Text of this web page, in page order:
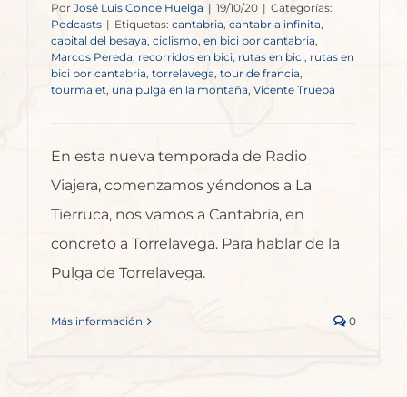
Por José Luis Conde Huelga | 19/10/20 | Categorías:
Podcasts | Etiquetas: cantabria, cantabria infinita,
capital del besaya, ciclismo, en bici por cantabria,
Marcos Pereda, recorridos en bici, rutas en bici, rutas en
bici por cantabria, torrelavega, tour de francia,
tourmalet, una pulga en la montaña, Vicente Trueba
En esta nueva temporada de Radio
Viajera, comenzamos yéndonos a La
Tierruca, nos vamos a Cantabria, en
concreto a Torrelavega. Para hablar de la
Pulga de Torrelavega.
Más información 0